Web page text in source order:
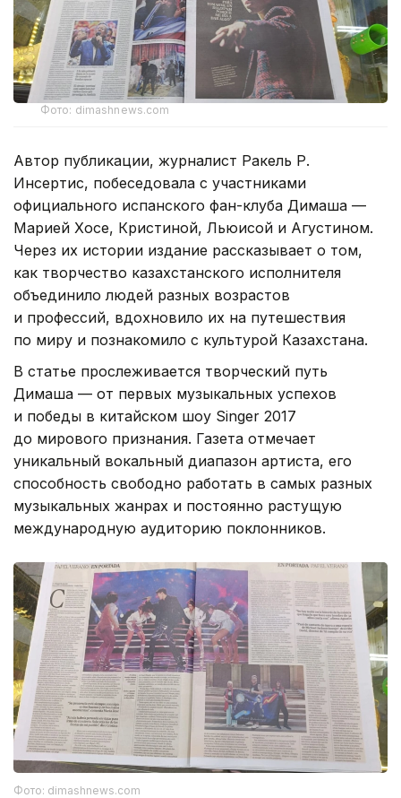
Фото: dimashnews.com
Автор публикации, журналист Ракель Р.
Инсертис, побеседовала с участниками
официального испанского фан-клуба Димаша —
Марией Хосе, Кристиной, Льюисой и Агустином.
Через их истории издание рассказывает о том,
как творчество казахстанского исполнителя
объединило людей разных возрастов
и профессий, вдохновило их на путешествия
по миру и познакомило с культурой Казахстана.
В статье прослеживается творческий путь
Димаша — от первых музыкальных успехов
и победы в китайском шоу Singer 2017
до мирового признания. Газета отмечает
уникальный вокальный диапазон артиста, его
способность свободно работать в самых разных
музыкальных жанрах и постоянно растущую
международную аудиторию поклонников.
Фото: dimashnews.com